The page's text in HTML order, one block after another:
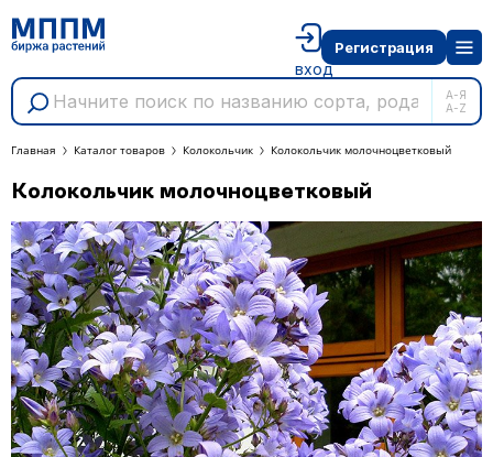
А-Я
A-Z
вход
Регистрация
Главная Каталог товаров Колокольчик Колокольчик молочноцветковый
Колокольчик молочноцветковый